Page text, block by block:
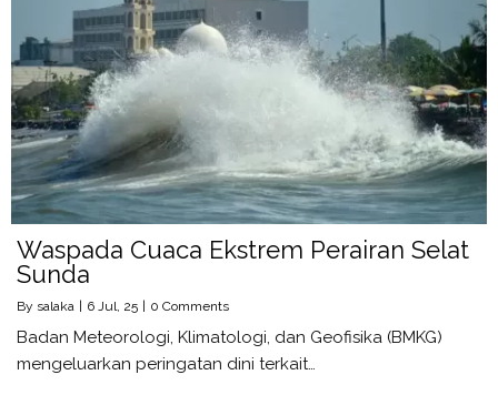
Waspada Cuaca Ekstrem Perairan Selat
Sunda
By salaka 6 Jul, 25 0 Comments
Badan Meteorologi, Klimatologi, dan Geofisika (BMKG)
mengeluarkan peringatan dini terkait…